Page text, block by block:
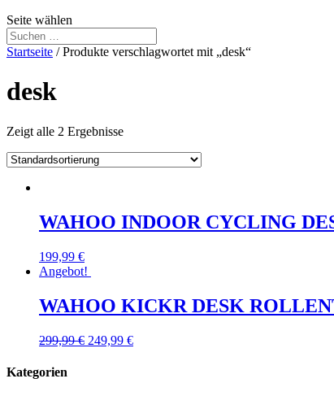
Seite wählen
Startseite / Produkte verschlagwortet mit „desk“
desk
Zeigt alle 2 Ergebnisse
WAHOO INDOOR CYCLING
199,99 €
Angebot!
WAHOO KICKR DESK
299,99€ 249,99 €
Kategorien